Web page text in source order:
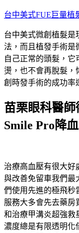
跳
主
要
內
容
台中美式FUE巨量植
台中美式微創植髮是
法，而且植發手術是
自己正常的頭髮，
燙，也不會再脫髮，
創時發手術的成功率
苗栗眼科醫
Smile Pro降
治療高血壓有很大好
與改善免留車我們最
們使用先進的極飛秒
服務大多會先去藥房
和治療甲溝炎超強救
濃度總是有限透明化